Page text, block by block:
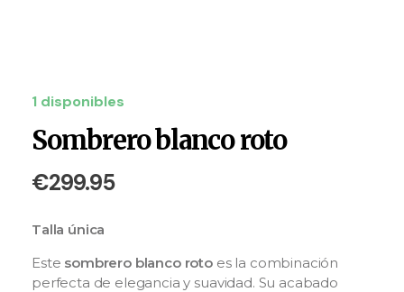
Sombrero blanco roto
€299.95
Talla única
Este sombrero blanco roto es la combinación
perfecta de elegancia y suavidad. Su acabado
1 disponibles